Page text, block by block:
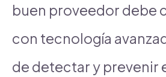
buen proveedor debe
con tecnología
de detectar y prevenir